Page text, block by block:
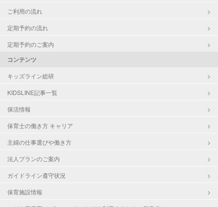
ご利用の流れ
定期予約の流れ
定期予約のご案内
コンテンツ
キッズライン総研
KIDSLINE記事一覧
保活情報
保育士の働き方 キャリア
主婦の仕事選びや働き方
法人プランのご案内
ガイドライン遵守状況
保育施設情報